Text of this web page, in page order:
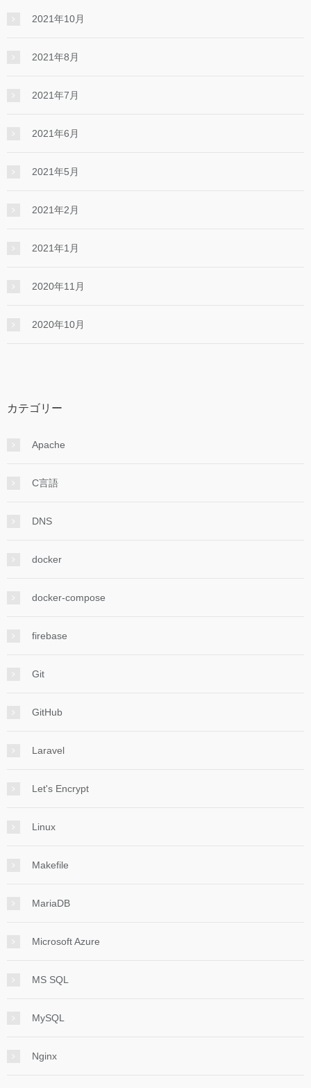
2021年10月
2021年8月
2021年7月
2021年6月
2021年5月
2021年2月
2021年1月
2020年11月
2020年10月
カテゴリー
Apache
C言語
DNS
docker
docker-compose
firebase
Git
GitHub
Laravel
Let's Encrypt
Linux
Makefile
MariaDB
Microsoft Azure
MS SQL
MySQL
Nginx